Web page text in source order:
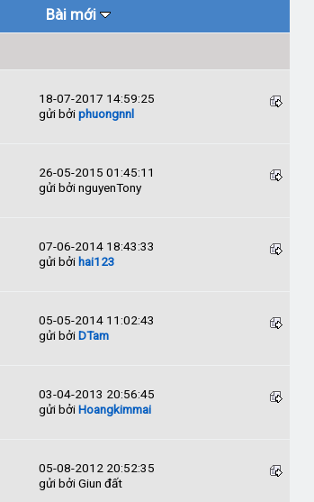
Bài mới
18-07-2017 14:59:25
gửi bởiphuongnnl
26-05-2015 01:45:11
gửi bởi nguyenTony
07-06-2014 18:43:33
gửi bởi hai123
05-05-2014 11:02:43
gửi bởiDTam
03-04-2013 20:56:45
gửi bởiHoangkimmai
05-08-2012 20:52:35
gửi bởi Giun đất